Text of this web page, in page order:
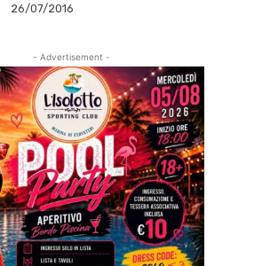
26/07/2016
- Advertisement -